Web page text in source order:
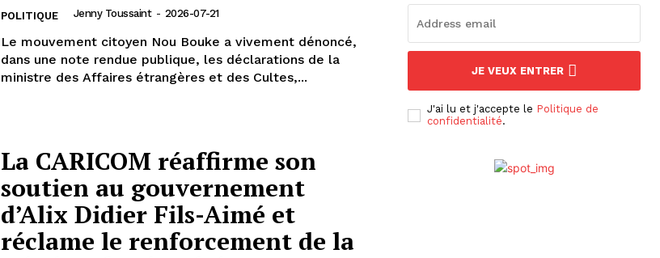
POLITIQUE Jenny Toussaint - 2026-07-21
Le mouvement citoyen Nou Bouke a vivement dénoncé,
dans une note rendue publique, les déclarations de la
ministre des Affaires étrangères et des Cultes,...
La CARICOM réaffirme son
soutien au gouvernement
d’Alix Didier Fils-Aimé et
réclame le renforcement de la
JE VEUX ENTRER
J'ai lu et j'accepte le Politique de
confidentialité.